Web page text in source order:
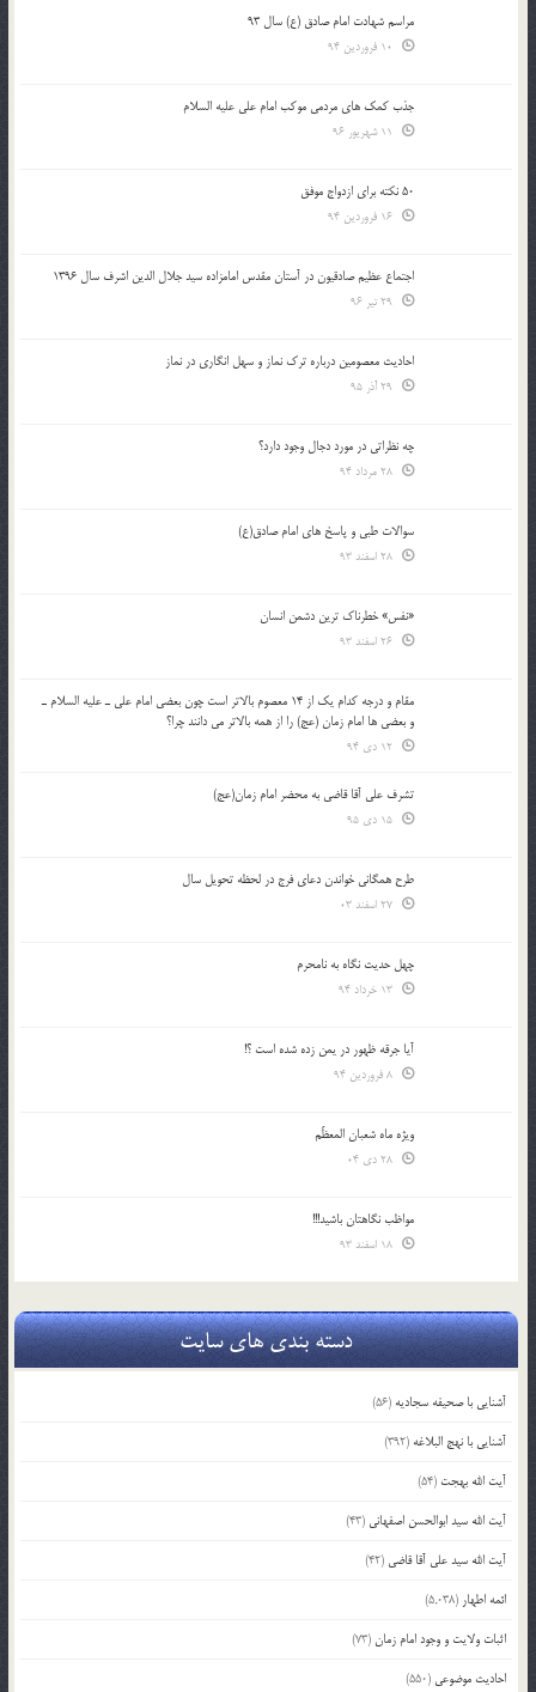
مراسم شهادت امام صادق (ع) سال 93
جذب کمک های مردمی موکب امام علی علیه السلام
50 نکته برای ازدواج موفق
اجتماع عظیم صادقیون در آستان مقدس امامزاده سید جلال الدین اشرف سال 1396
احادیث معصومین درباره ترک نماز و سهل انگاری در نماز
چه نظراتی در مورد دجال وجود دارد؟
سوالات طبی و پاسخ های امام صادق(ع)
«نفس» خطرناک ترین دشمن انسان
مقام و درجه كدام يك از 14 معصوم بالاتر است چون بعضي امام علي ـ عليه السلام ـ
و بعضي ها امام زمان (عج) را از همه بالاتر مي دانند چرا؟
تشرف علي آقا قاضي به محضر امام زمان(عج)
طرح همگانی خواندن دعای فرج در لحظه تحویل سال
چهل حدیث نگاه به نامحرم
آیا جرقه ظهور در یمن زده شده است ؟!
ویژه ماه شعبان المعظّم
مواظب نگاهتان باشید!!!
دسته بندی های سایت
آشنایی با صحیفه سجادیه (56)
آشنایی با نهج البلاغه (392)
آیت الله بهجت (54)
آیت الله سید ابوالحسن اصفهانی (43)
آیت الله سید علی آقا قاضی (42)
ائمه اطهار (5,038)
اثبات ولایت و وجود امام زمان(73)
احادیث موضوعی (550)